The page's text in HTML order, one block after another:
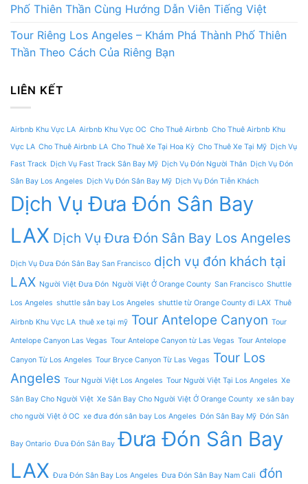
Phố Thiên Thần Cùng Hướng Dẫn Viên Tiếng Việt
Tour Riêng Los Angeles – Khám Phá Thành Phố Thiên
Thần Theo Cách Của Riêng Bạn
LIÊN KẾT
Airbnb Khu Vực LA Airbnb Khu Vực OC Cho Thuê Airbnb Cho Thuê Airbnb Khu
Vực LA Cho Thuê Airbnb LA Cho Thuê Xe Tại Hoa Kỳ Cho Thuê Xe Tại Mỹ Dịch Vụ
Fast Track Dịch Vụ Fast Track Sân Bay Mỹ Dịch Vụ Đón Người Thân Dịch Vụ Đón
Sân Bay Los Angeles Dịch Vụ Đón Sân Bay Mỹ Dịch Vụ Đón Tiễn Khách
Dịch Vụ Đưa Đón Sân Bay
LAX Dịch Vụ Đưa Đón Sân Bay Los Angeles
Dịch Vụ Đưa Đón Sân Bay San Francisco dịch vụ đón khách tại
LAX Người Việt Đưa Đón Người Việt Ở Orange County San Francisco Shuttle
Los Angeles shuttle sân bay Los Angeles shuttle từ Orange County đi LAX Thuê
Airbnb Khu Vực LA thuê xe tại mỹ Tour Antelope Canyon Tour
Antelope Canyon Las Vegas Tour Antelope Canyon từ Las Vegas Tour Antelope
Canyon Từ Los Angeles Tour Bryce Canyon Từ Las Vegas Tour Los
Angeles Tour Người Việt Los Angeles Tour Người Việt Tại Los Angeles Xe
Sân Bay Cho Người Việt Xe Sân Bay Cho Người Việt Ở Orange County xe sân bay
cho người Việt ở OC xe đưa đón sân bay Los Angeles Đón Sân Bay Mỹ Đón Sân
Bay Ontario Đưa Đón Sân Bay Đưa Đón Sân Bay
LAX Đưa Đón Sân Bay Los Angeles Đưa Đón Sân Bay Nam Cali đón